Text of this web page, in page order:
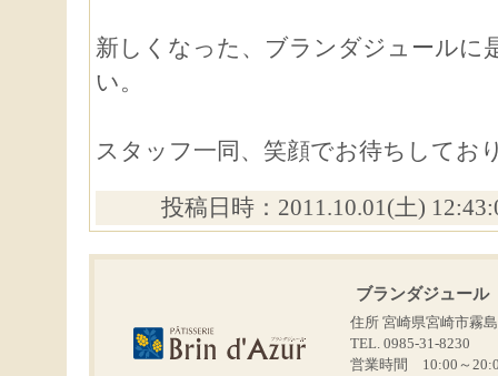
新しくなった、ブランダジュールに
い。
スタッフ一同、笑顔でお待ちしてお
投稿日時：2011.10.01(土)
ブランダジュール
住所 宮崎県宮崎市霧
TEL. 0985-31-8230
営業時間 10:00～